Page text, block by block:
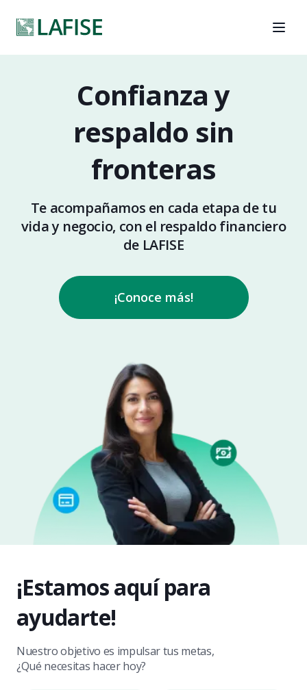
Confianza y
respaldo sin
fronteras
Te acompañamos en cada etapa detu
vida y negocio, con el respaldofinanciero
de LAFISE
¡Conoce más!
¡Estamos aquí para
ayudarte!
Nuestro objetivo es impulsar tus metas,
¿Qué necesitas hacer hoy?